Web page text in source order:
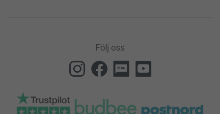
Följ oss